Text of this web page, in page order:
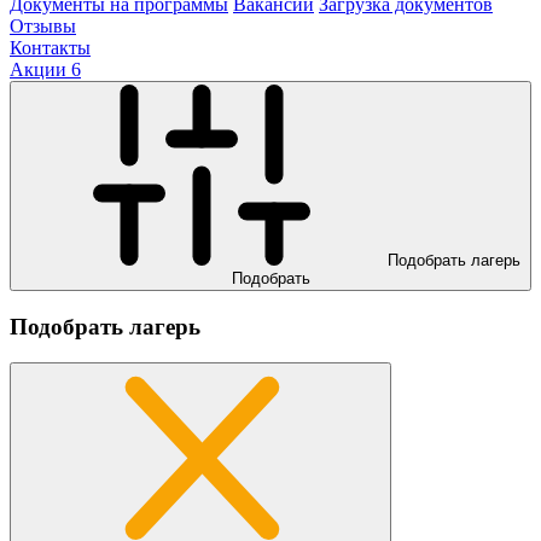
Документы на программы Вакансии Загрузка документов
Отзывы
Контакты
Акции 6
Подобрать лагерь
Подобрать
Подобрать лагерь